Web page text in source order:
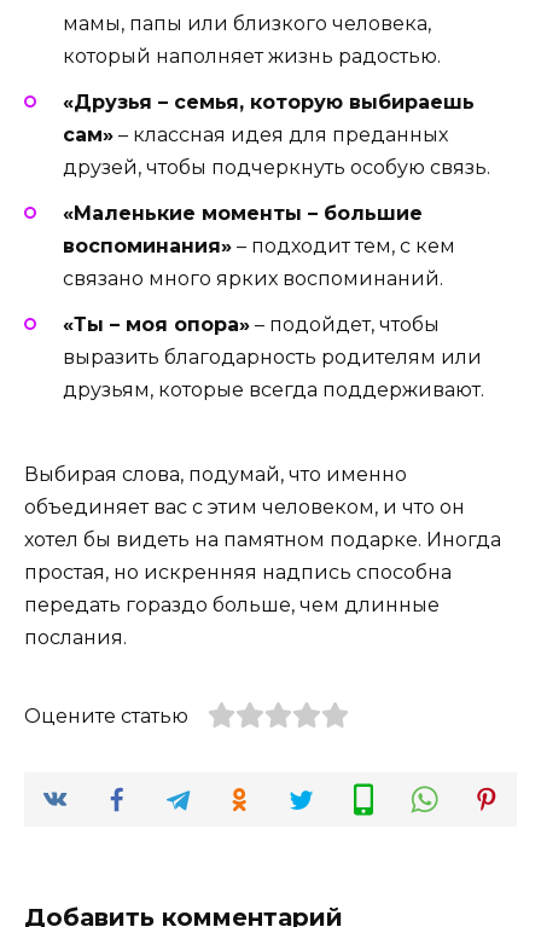
мамы, папы или близкого человека,
который наполняет жизнь радостью.
«Друзья – семья, которую выбираешь
сам» – классная идея для преданных
друзей, чтобы подчеркнуть особую связь.
«Маленькие моменты – большие
воспоминания» – подходит тем, с кем
связано много ярких воспоминаний.
«Ты – моя опора» – подойдет, чтобы
выразить благодарность родителям или
друзьям, которые всегда поддерживают.
Выбирая слова, подумай, что именно
объединяет вас с этим человеком, и что он
хотел бы видеть на памятном подарке. Иногда
простая, но искренняя надпись способна
передать гораздо больше, чем длинные
послания.
Оцените статью
Добавить комментарий